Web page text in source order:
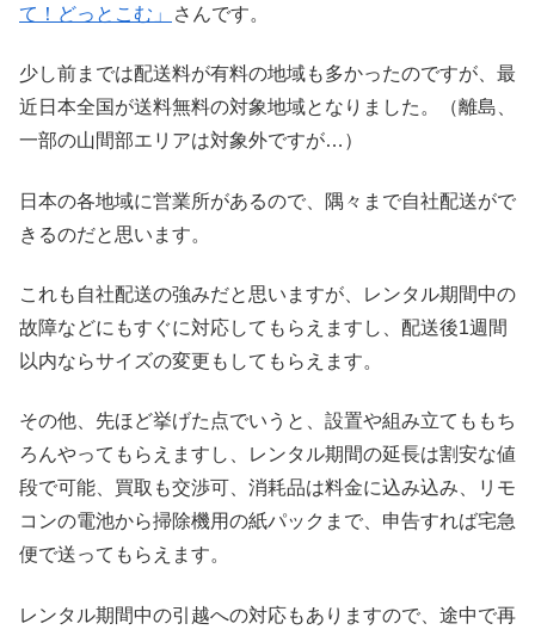
て！どっとこむ」
さんです。
少し前までは配送料が有料の地域も多かったのですが、最
近日本全国が送料無料の対象地域となりました。（離島、
一部の山間部エリアは対象外ですが…）
日本の各地域に営業所があるので、隅々まで自社配送がで
きるのだと思います。
これも自社配送の強みだと思いますが、レンタル期間中の
故障などにもすぐに対応してもらえますし、配送後1週間
以内ならサイズの変更もしてもらえます。
その他、先ほど挙げた点でいうと、設置や組み立てももち
ろんやってもらえますし、レンタル期間の延長は割安な値
段で可能、買取も交渉可、消耗品は料金に込み込み、リモ
コンの電池から掃除機用の紙パックまで、申告すれば宅急
便で送ってもらえます。
レンタル期間中の引越への対応もありますので、途中で再